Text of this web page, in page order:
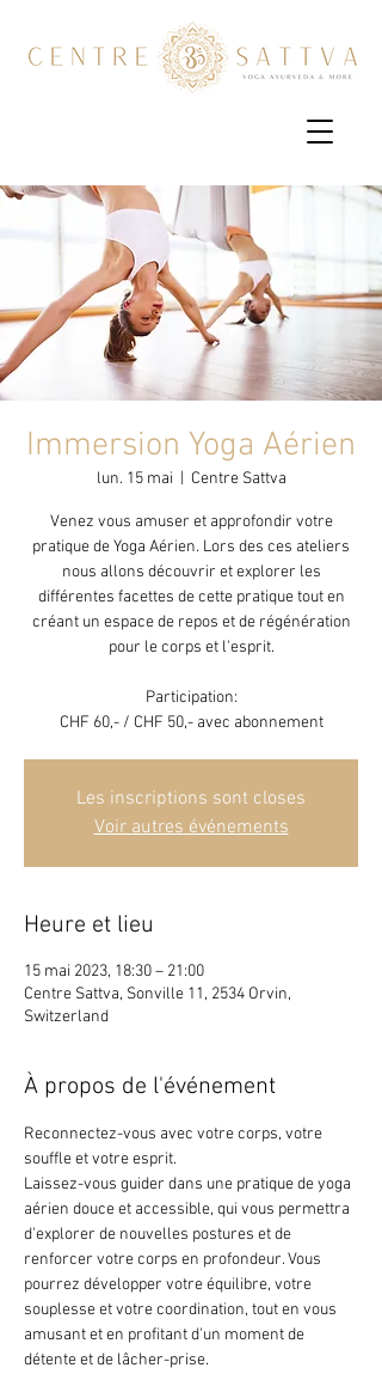
Immersion Yoga Aérien
lun. 15 mai Centre Sattva
Venez vous amuser et approfondir votre
pratique de Yoga Aérien. Lors des ces ateliers
nous allons découvrir et explorer les
différentes facettes de cette pratique tout en
créant un espace de repos et de régénération
pour le corps et l'esprit.
Participation:
CHF 60,- / CHF 50,- avec abonnement
Les inscriptions sont closes
Voir autres événements
Heure et lieu
15 mai 2023, 18:30 – 21:00
Centre Sattva, Sonville 11, 2534 Orvin,
Switzerland
À propos de l'événement
Reconnectez-vous avec votre corps, votre
souffle et votre esprit.
Laissez-vous guider dans une pratique de yoga
aérien douce et accessible, qui vous permettra
d'explorer de nouvelles postures et de
renforcer votre corps en profondeur. Vous
pourrez développer votre équilibre, votre
souplesse et votre coordination, tout en vous
amusant et en profitant d'un moment de
détente et de lâcher-prise.